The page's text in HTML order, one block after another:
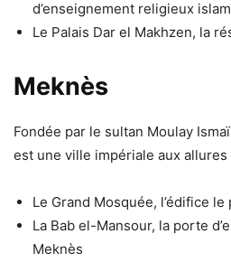
d’enseignement religieux
Le Palais Dar el Makhzen, la
Meknès
Fondée par le sultan Moulay
est une ville impériale aux allures
Le Grand Mosquée, l’édifice
La Bab el-Mansour, la porte
Meknès